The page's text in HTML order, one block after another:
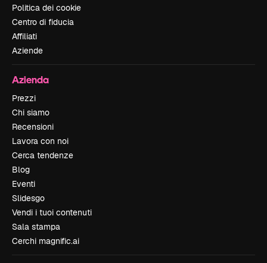
Politica dei cookie
Centro di fiducia
Affiliati
Aziende
Azienda
Prezzi
Chi siamo
Recensioni
Lavora con noi
Cerca tendenze
Blog
Eventi
Slidesgo
Vendi i tuoi contenuti
Sala stampa
Cerchi magnific.ai